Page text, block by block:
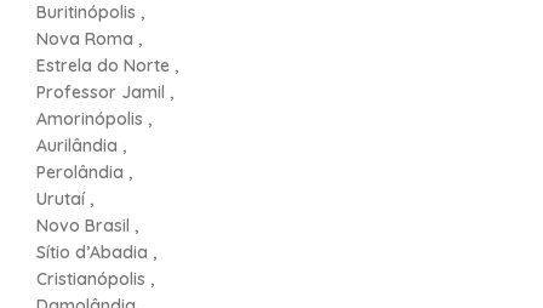
Buritinópolis ,
Nova Roma ,
Estrela do Norte ,
Professor Jamil ,
Amorinópolis ,
Aurilândia ,
Perolândia ,
Urutaí ,
Novo Brasil ,
Sítio d’Abadia ,
Cristianópolis ,